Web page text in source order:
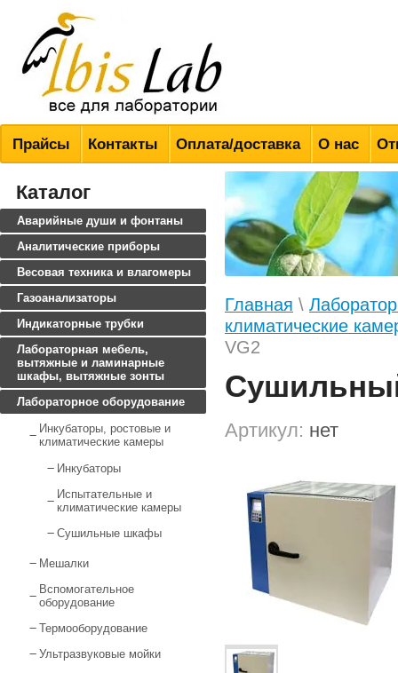
Всё для лабораторий
Прайсы Контакты Оплата/доставка О нас
Главная \
климатические
VG2
Артикул: нет
Каталог
Аварийные души и фонтаны
Аналитические приборы
Весовая техника и влагомеры
Газоанализаторы
Индикаторные трубки
Лабораторная мебель,
вытяжные и ламинарные
шкафы, вытяжные зонты
Лабораторное оборудование
Инкубаторы, ростовые и
климатические камеры
Инкубаторы
Испытательные и
климатические камеры
Сушильные шкафы
Мешалки
Вспомогательное
оборудование
Термооборудование
Ультразвуковые мойки